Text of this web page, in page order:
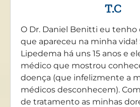
T.C
O Dr. Daniel Benitti eu
que apareceu na minha vida!
Lipedema há uns 15 anos e
médico que mostrou
doença (que infelizmente a
médicos desconhecem).
de tratamento as minhas